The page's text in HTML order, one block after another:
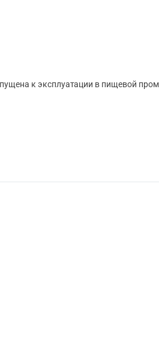
к эксплуатации в пищевой